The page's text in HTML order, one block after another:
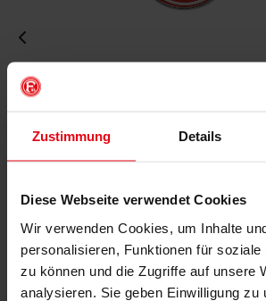
Zustimmung Details
Diese Webseite verwendet Cookies
Wir verwenden Cookies, um Inhalte
personalisieren, Funktionen für soziale
zu können und die Zugriffe auf unsere
analysieren. Sie geben Einwilligung zu
Mitgliederpreis: € 4,46